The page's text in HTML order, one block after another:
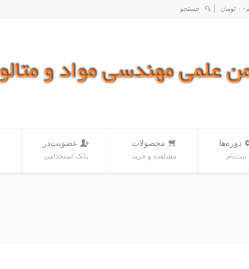
۰ تومان
دوره‌ها
ثبت‌نام
محصولات
مشاهده و خرید
عضویت‌در
بانک‌ استخدامی